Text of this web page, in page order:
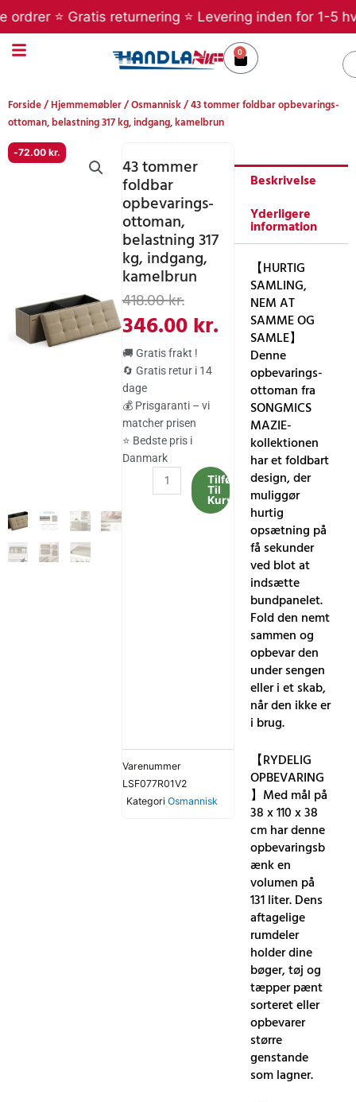
til
indholdet
⭐ Gratis returnering ⭐ Levering inden for 1-5
0
Kurv
Forside/Hjemmemøbler/Osmannisk/ 43 tommer foldbar opbevarings-
ottoman, belastning 317 kg, indgang, kamelbrun
-72.00 kr.
43 tommer
foldbar
opbevarings-
ottoman,
belastning 317
kg, indgang,
kamelbrun
418.00kr.Den
oprindelige
pris
var:
418.00 kr..
346.00kr.
Den
aktuelle
pris
346.00 kr..
🚚 Gratis frakt !
🔄 Gratis retur i 14
dage
💰 Prisgaranti – vi
matcher prisen
⭐ Bedste pris i
Danmark
tommer
foldbar
opbevarings-
Tilføj
Til
Kurv
Varenummer
LSF077R01V2
Kategori Osmannisk
Beskrivelse
Yderligere
information
【HURTIG
SAMLING,
NEM AT
SAMME OG
SAMLE】
Denne
opbevarings-
ottoman fra
SONGMICS
MAZIE-
kollektionen
har et foldbart
design, der
muliggør
hurtig
opsætning på
få sekunder
ved blot at
indsætte
bundpanelet.
Fold den nemt
sammen og
opbevar den
under sengen
eller i et skab,
når den ikke er
i brug.
【RYDELIG
OPBEVARING
】Med mål på
38 x 110 x 38
cm har denne
opbevaringsb
ænk en
volumen på
131 liter. Dens
aftagelige
rumdeler
holder dine
bøger, tøj og
tæpper pænt
sorteret eller
opbevarer
større
genstande
som lagner.